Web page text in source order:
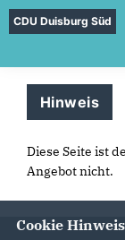
CDU Duisburg Süd
Hinweis
Diese Seite ist
Angebot nicht.
Cookie Hinweis